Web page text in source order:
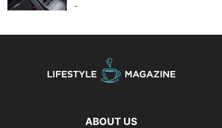
-
ABOUT US